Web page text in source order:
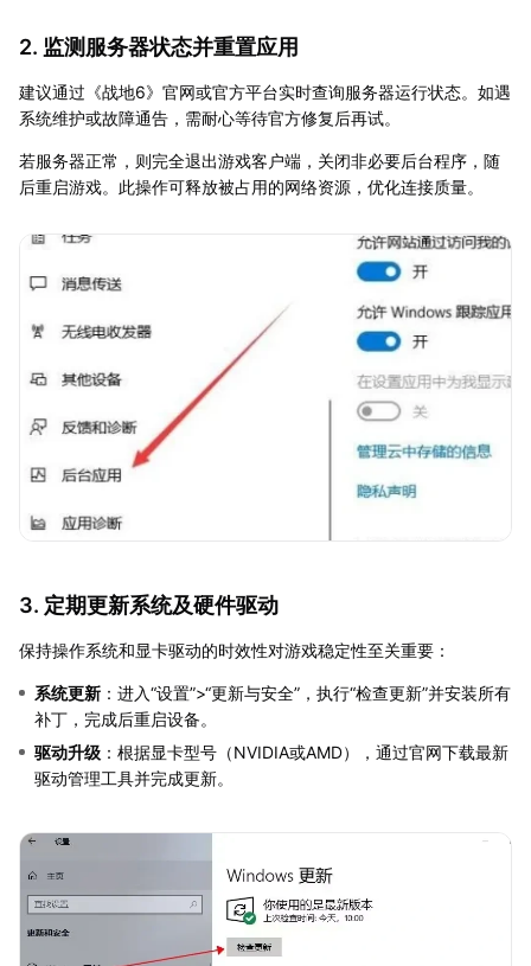
2. 监测服务器状态并重置应用
建议通过《战地6》官网或官方平台实时查询服务器运行状态。如遇
系统维护或故障通告，需耐心等待官方修复后再试。
若服务器正常，则完全退出游戏客户端，关闭非必要后台程序，随
后重启游戏。此操作可释放被占用的网络资源，优化连接质量。
3. 定期更新系统及硬件驱动
保持操作系统和显卡驱动的时效性对游戏稳定性至关重要：
系统更新 ：进入“设置”>“更新与安全”，执行“检查更新”并安装所有
补丁，完成后重启设备。
驱动升级 ：根据显卡型号（NVIDIA或AMD），通过官网下载最新
驱动管理工具并完成更新。